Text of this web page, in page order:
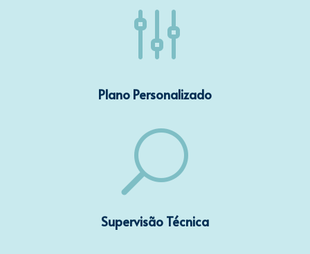
g
Plano Personalizado
U
Supervisão Técnica